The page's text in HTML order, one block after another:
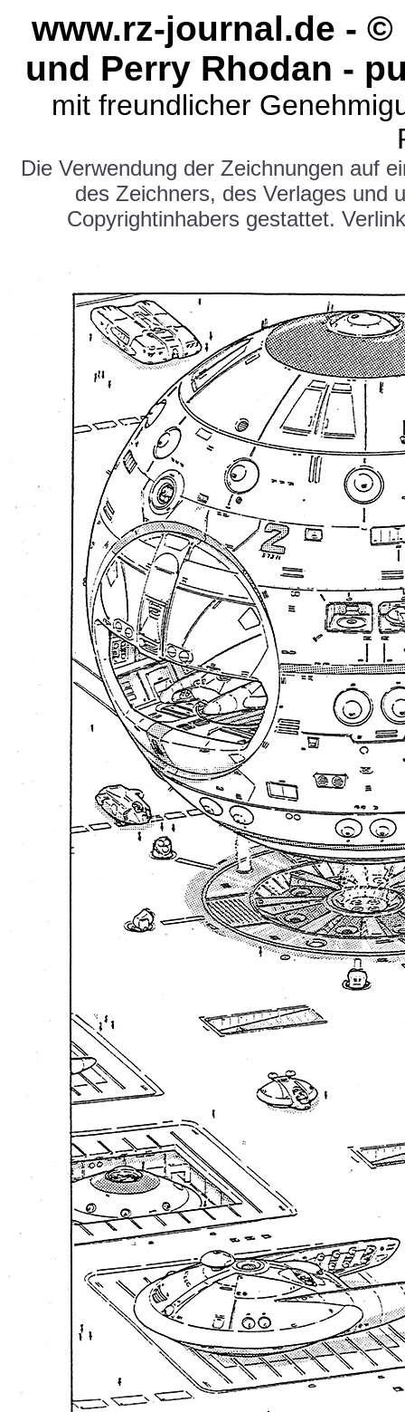
www.rz-journal.de -
und Perry Rhodan -
mit freundlicher
Die Verwendung der Zeichnungen auf
des Zeichners, des Verlages und
Copyrightinhabers gestattet.